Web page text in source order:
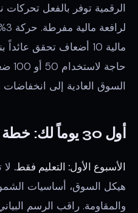
الرقمية توفر بالفعل تحركات
السوق العادية إلى
أول 30 يوماً لك: خطة تعلم منظمة
الأسبوع الأول: التعليم فقط.
هيكل السوق، أساسيات
والمقاومة. راقب الرسم